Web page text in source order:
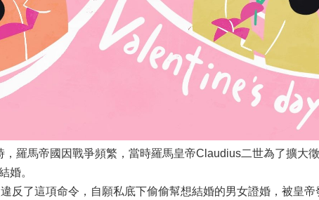
羅馬帝國因戰爭頻繁，當時羅馬皇帝Claudius二世為了擴大
婚。
反了這項命令，自願私底下偷偷幫想結婚的男女證婚，被皇